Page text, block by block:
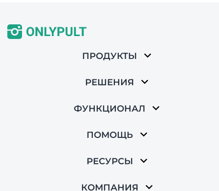
ПРОДУКТЫ
РЕШЕНИЯ
ФУНКЦИОНАЛ
ПОМОЩЬ
РЕСУРСЫ
КОМПАНИЯ